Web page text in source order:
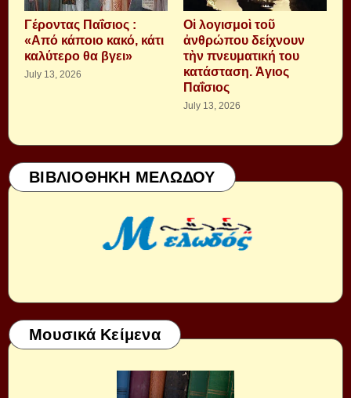
Γέροντας Παΐσιος :
«Από κάποιο κακό, κάτι
καλύτερο θα βγει»
July 13, 2026
Οἱ λογισμοὶ τοῦ
ἀνθρώπου δείχνουν
τὴν πνευματική του
κατάσταση. Ἁγιος
Παΐσιος
July 13, 2026
ΒΙΒΛΙΟΘΗΚΗ ΜΕΛΩΔΟΥ
Μουσικά Κείμενα